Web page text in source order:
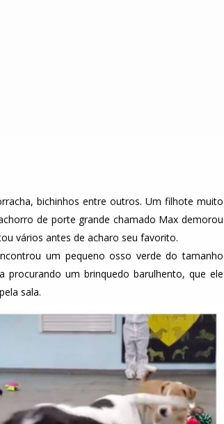
bichinhos entre outros. Um filhote muito
de porte grande chamado Max demorou
vários antes de acharo seu favorito.
um pequeno osso verde do tamanho
um brinquedo barulhento, que ele
sala.